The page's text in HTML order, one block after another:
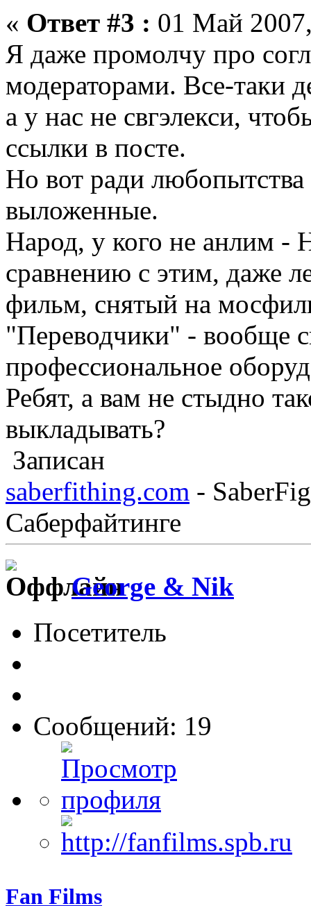
« Ответ #3 : 01 Май
Я даже промолчу про
модераторами. Все-таки
а у нас не свгэлекси,
ссылки в посте.
Но вот ради любопытства
выложенные.
Народ, у кого не анлим
сравнению с этим, даже
фильм, снятый на
"Переводчики" - вообще
профессиональное
Ребят, а вам не стыдно
выкладывать?
Записан
saberfithing.com -
Саберфайтинге
George & Nik
Посетитель
Сообщений: 19
Fan Films